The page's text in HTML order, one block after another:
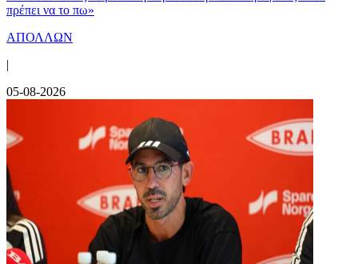
πρέπει να το πω»
ΑΠΟΛΛΩΝ
|
05-08-2026